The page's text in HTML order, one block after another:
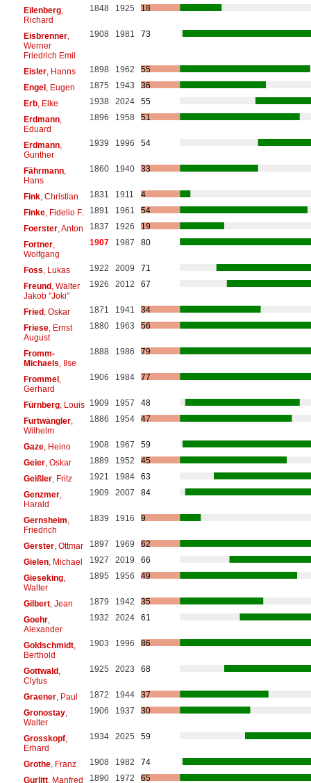
Eilenberg,
Richard
1848 1925 18
Eisbrenner,
Werner
Friedrich Emil
1908 1981 73
Eisler, Hanns 1898 1962
55
Engel, Eugen 1875 1943
36
Erb, Elke 1938 2024
55
Erdmann,
Eduard
1896 1958 51
Erdmann,
Gunther
1939 1996 54
Fährmann,
Hans
1860 1940 33
Fink, Christian 1831 1911
4
Finke, Fidelio F. 1891 1961
54
Foerster, Anton 1837 1926
19
Fortner,
Wolfgang
1907 1987 80
Foss , Lukas 1922 2009
71
Freund, Walter
Jakob "Joki"
1926 2012 67
Fried, Oskar 1871 1941
34
Friese, Ernst
August
1880 1963 56
Fromm-
Michaels , Ilse
1888 1986 79
Frommel,
Gerhard
1906 1984 77
Fürnberg, Louis 1909 1957
48
Furtwängler,
Wilhelm
1886 1954 47
Gaze, Heino 1908 1967
59
Geier, Oskar 1889 1952
45
Geißler, Fritz 1921 1984
63
Genzmer,
Harald
1909 2007 84
Gernsheim
Friedrich
1839 1916 9
Gerster, Ottmar 1897 1969
62
Gielen, Michael 1927 2019
66
Gieseking,
Walter
1895 1956 49
Gilbert, Jean 1879 1942
35
Goehr,
Alexander
1932 2024 61
Goldschmidt,
Berthold
1903 1996 86
Gottwald,
Clytus
1925 2023 68
Graener, Paul 1872 1944
37
Gronostay,
Walter
1906 1937 30
Grosskopf,
Erhard
1934 2025 59
Grothe, Franz 1908 1982
74
Gurlitt, Manfred 1890 1972 65